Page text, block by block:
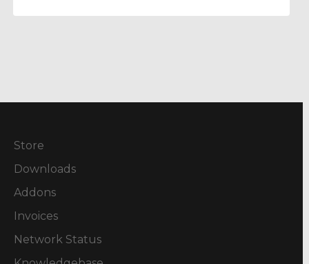
Store
Downloads
Addons
Invoices
Network Status